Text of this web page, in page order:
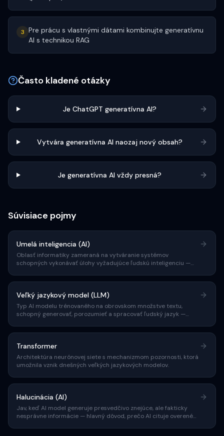
3 Pre prácu s vlastnými dátami kombinujte generatívnu
AI s technikou RAG
Často kladené otázky
Je ChatGPT generatívna AI?
Vytvára generatívna AI naozaj nový obsah?
Je generatívna AI vždy presná?
Súvisiace pojmy
Umelá inteligencia (AI)
Oblasť informatiky zameraná na vytváranie systémov
schopných vykonávať úlohy vyžadujúce ľudskú inteligenciu —
Veľký jazykový model (LLM)
Typ AI modelu trénovaného na obrovskom množstve textu,
schopný generovať, porozumieť a spracovať ľudský jazyk —
Transformer
Architektúra neurónovej siete s mechanizmom pozornosti, ktorá
umožnila vznik dnešných veľkých jazykových modelov.
Halucinácia (AI)
Jav, keď AI model generuje presvedčivo znejúce, ale fakticky
nesprávne informácie — hlavný dôvod, prečo AI cituje overené